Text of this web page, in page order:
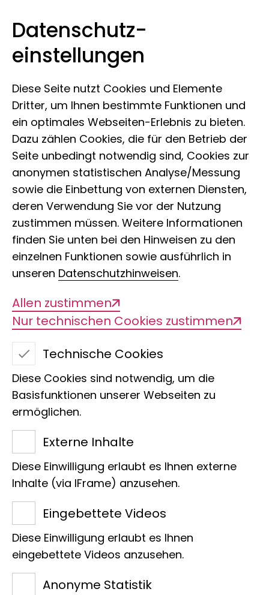
Zum Inhalt springen
Museum Koenig Bonn
Pura Natura
Costa Rica
Fotografien von Paul M. Kornacker
Laufzeit
12.03.2026 - 31.05.2026
Ort
Cafeteria
Ausstellungsart
Fotoausstellung
Datenschutz­
einstellungen
Diese Seite nutzt Cookies und Elemente
Dritter, um Ihnen bestimmte Funktionen und
ein optimales Webseiten-Erlebnis zu bieten.
Dazu zählen Cookies, die für den Betrieb der
Seite unbedingt notwendig sind, Cookies zur
anonymen statistischen Analyse/Messung
sowie die Einbettung von externen Diensten,
deren Verwendung Sie vor der Nutzung
zustimmen müssen. Weitere Informationen
finden Sie unten bei den Hinweisen zu den
einzelnen Funktionen sowie ausführlich in
unseren Datenschutzhinweisen.
Allen zustimmen
Nur technischen Cookies zustimmen
Technische Cookies
Diese Cookies sind notwendig, um die
Basisfunktionen unserer Webseiten zu
ermöglichen.
Externe Inhalte
Diese Einwilligung erlaubt es Ihnen externe
Inhalte (via IFrame) anzusehen.
Eingebettete Videos
Diese Einwilligung erlaubt es Ihnen
eingebettete Videos anzusehen.
Anonyme Statistik